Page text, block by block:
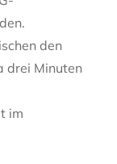
den
drei Minuten
im